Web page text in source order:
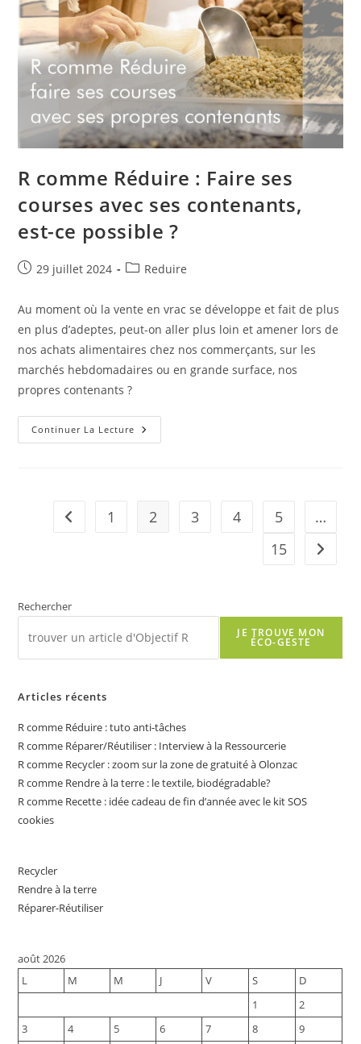
R comme Réduire : Faire ses
courses avec ses contenants,
est-ce possible ?
Publication
29 juillet 2024
PostReduire
Au moment où la vente en vrac se développe et fait de plus
en plus d’adeptes, peut-on aller plus loin et amener lors de
nos achats alimentaires chez nos commerçants, sur les
marchés hebdomadaires ou en grande surface, nos
propres contenants ?
Continuer La Lecture R
Comme
Ses
Go to the previous page
1 2 3 4 5
…
15
Aller à
Rechercher
JE TROUVE MON
ÉCO-GESTE
Articles récents
R comme Réduire : tuto anti-tâches
R comme Réparer/Réutiliser : Interview à la Ressourcerie
R comme Recycler : zoom sur la zone de gratuité à Olonzac
R comme Rendre à la terre : le textile, biodégradable?
R comme Recette : idée cadeau de fin d’année avec le kit SOS
cookies
Recycler
Rendre à la terre
Réparer-Réutiliser
août 2026
L
M M J V S
D
1
2
3
4 5 6 7 8
9